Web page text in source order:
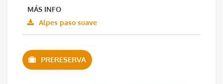
MÁS INFO
Alpes paso suave
PRERESERVA